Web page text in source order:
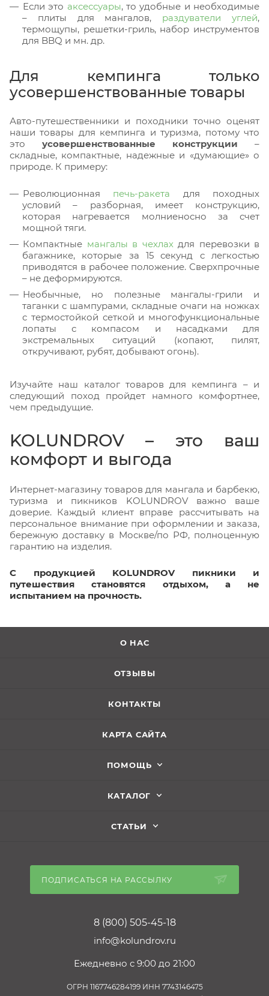
Если это аксессуары, то удобные и необходимые
– плиты для мангалов, раздуватели углей,
термощупы, решетки-гриль, набор инструментов
для BBQ и мн. др.
Для кемпинга только
усовершенствованные товары
Авто-путешественники и походники точно оценят
наши товары для кемпинга и туризма, потому что
это усовершенствованные конструкции –
складные, компактные, надежные и «думающие» о
природе. К примеру:
Революционная печь-ракета для походных
условий – разборная, имеет конструкцию,
которая нагревается молниеносно за счет
мощной тяги.
Компактные мангалы в чехлахдля перевозки в
багажнике, которые за 15 секунд с легкостью
приводятся в рабочее положение. Сверхпрочные
– не деформируются.
Необычные, но полезные мангалы-грили и
таганки с шампурами, складные очаги на ножках
с термостойкой сеткой и многофункциональные
лопаты с компасом и насадками для
экстремальных ситуаций (копают, пилят,
откручивают, рубят, добывают огонь).
Изучайте наш каталог товаров для кемпинга – и
следующий поход пройдет намного комфортнее,
чем предыдущие.
KOLUNDROV – это ваш
комфорт и выгода
Интернет-магазину товаров для мангала и барбекю,
туризма и пикников KOLUNDROV важно ваше
доверие. Каждый клиент вправе рассчитывать на
персональное внимание при оформлении и заказа,
бережную доставку в Москве/по РФ, полноценную
гарантию на изделия.
С продукцией KOLUNDROV пикники и
путешествия становятся отдыхом, а не
испытанием на прочность.
О НАС
ОТЗЫВЫ
КОНТАКТЫ
КАРТА САЙТА
ПОМОЩЬ
КАТАЛОГ
СТАТЬИ
ПОДПИСАТЬСЯ НА РАССЫЛКУ
8 (800) 505-45-18
info@kolundrov.ru
Ежедневно с 9:00 до 21:00
ОГРН 1167746284199 ИНН 7743146475